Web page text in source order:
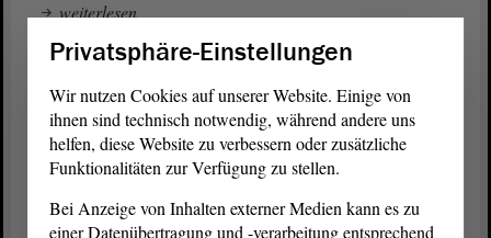
weiterlesen
Privatsphäre-Einstellungen
Wir nutzen Cookies auf unserer Website. Einige von
ihnen sind technisch notwendig, während andere uns
helfen, diese Website zu verbessern oder zusätzliche
Funktionalitäten zur Verfügung zu stellen.
Bei Anzeige von Inhalten externer Medien kann es zu
einer Datenübertragung und -verarbeitung entsprechend